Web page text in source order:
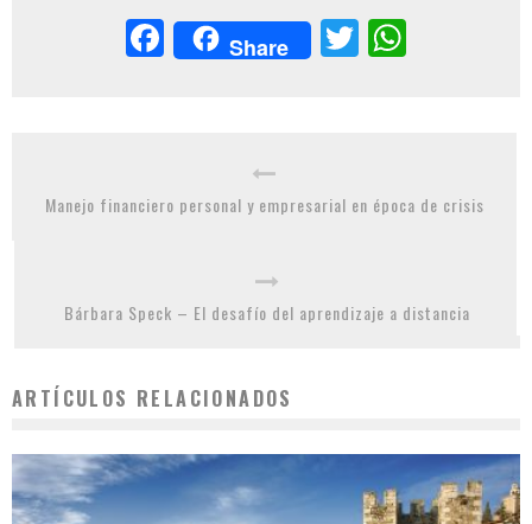
Facebook
Share Twitter
Manejo financiero personal y empresarial en época de crisis
Bárbara Speck – El desafío del aprendizaje a distancia
ARTÍCULOS RELACIONADOS